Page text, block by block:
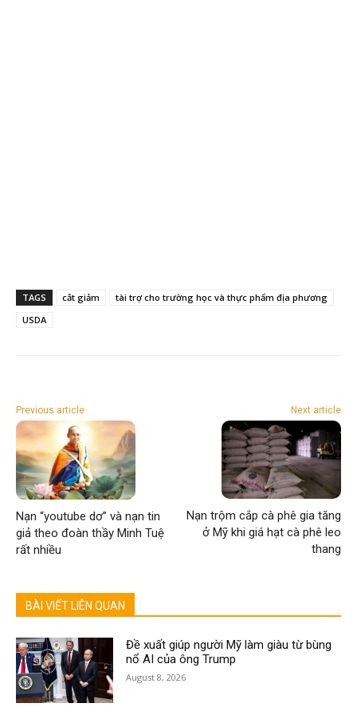
TAGS cắt giảm
tài trợ cho trường học và thực phẩm địa phương
USDA
Previous article
Nạn “youtube dơ” và nạn tin
giả theo đoàn thầy Minh Tuệ
rất nhiều
Next article
Nạn trộm cắp cà phê gia tăng
ở Mỹ khi giá hạt cà phê leo
thang
BÀI VIẾT LIÊN QUAN
Đề xuất giúp người Mỹ làm giàu từ bùng
nổ AI của ông Trump
August 8, 2026